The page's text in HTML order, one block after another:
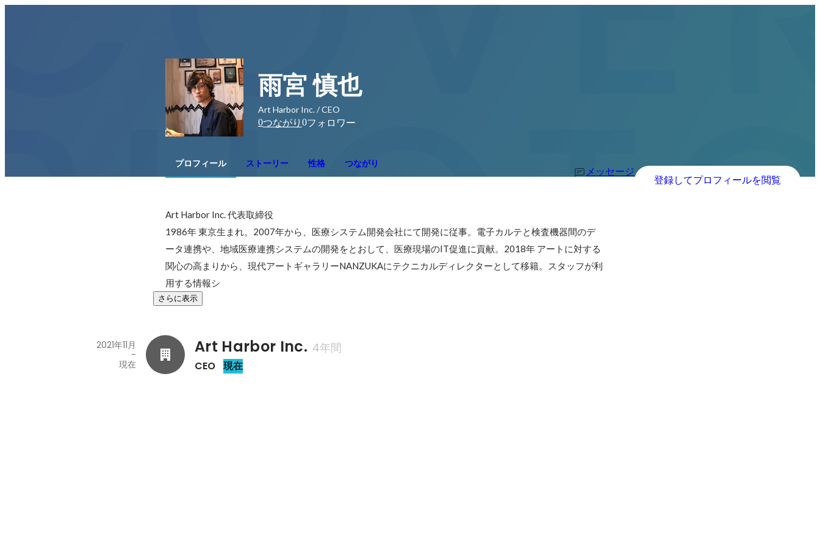
雨宮 慎也
Art Harbor Inc. / CEO
0つながり 0フォロワー
プロフィール ストーリー 性格 つながり
メッセージ
登録してプロフィールを閲覧
Art Harbor Inc. 代表取締役
1986年 東京生まれ。2007年から、医療システム開発会社にて開発に従事。電子カルテと検査機器間のデ
ータ連携や、地域医療連携システムの開発をとおして、医療現場のIT促進に貢献。2018年 アートに対する
関心の高まりから、現代アートギャラリーNANZUKAにテクニカルディレクターとして移籍。スタッフが利
用する情報シ
さらに表示
Art Harbor Inc. 4年間
CEO 現在
2021年11月
-
現在